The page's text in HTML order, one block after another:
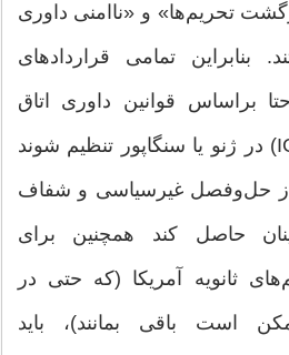
تحریم‌ها» و «ناامنی داوری
تمامی قراردادهای
براساس قوانین داوری اتاق
بازرگانی بین‌المللی (ICC) در ژنو یا سنگاپور تنظیم شوند
از حل‌وفصل غیرسیاسی و شفاف
حاصل کند همچنین برای
ثانویه آمریکا (که حتی در
است باقی بمانند)، باید